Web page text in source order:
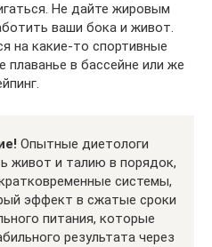
Не дайте жировым
ваши бока и живот.
на какие-то спортивные
плаванье в бассейне или же
Опытные диетологи
живот и талию в порядок,
системы,
эффект в сжатые сроки
питания, которые
результата через